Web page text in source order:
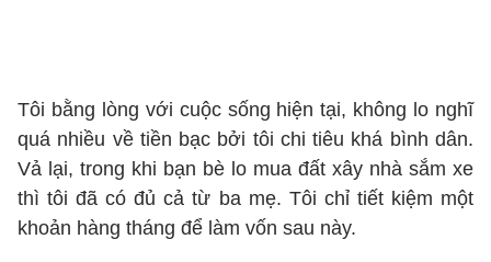
Tôi bằng lòng với cuộc sống hiện tại, không lo nghĩ
quá nhiều về tiền bạc bởi tôi chi tiêu khá bình dân.
Vả lại, trong khi bạn bè lo mua đất xây nhà sắm xe
thì tôi đã có đủ cả từ ba mẹ. Tôi chỉ tiết kiệm một
khoản hàng tháng để làm vốn sau này.